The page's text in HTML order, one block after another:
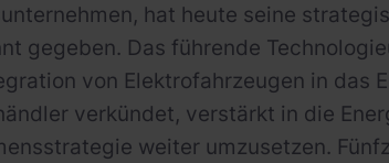
hat heute seine
gegeben. Das führende
von Elektrofahrzeugen in das
verkündet, verstärkt in die
weiter umzusetzen.